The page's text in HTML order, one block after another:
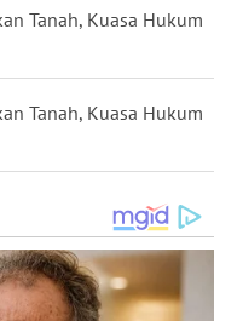
Tanah, Kuasa Hukum
Tanah, Kuasa Hukum